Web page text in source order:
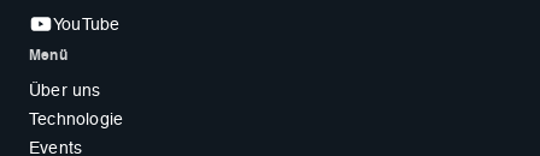
YouTube
Menü
Über uns
Technologie
Events